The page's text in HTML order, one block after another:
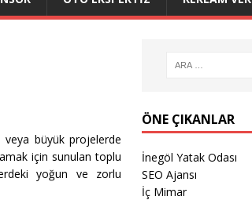
veya büyük projelerde
için sunulan toplu
yoğun ve zorlu
ÖNE ÇIKANLAR
İnegöl Yatak Odası
SEO Ajansı
İç Mimar